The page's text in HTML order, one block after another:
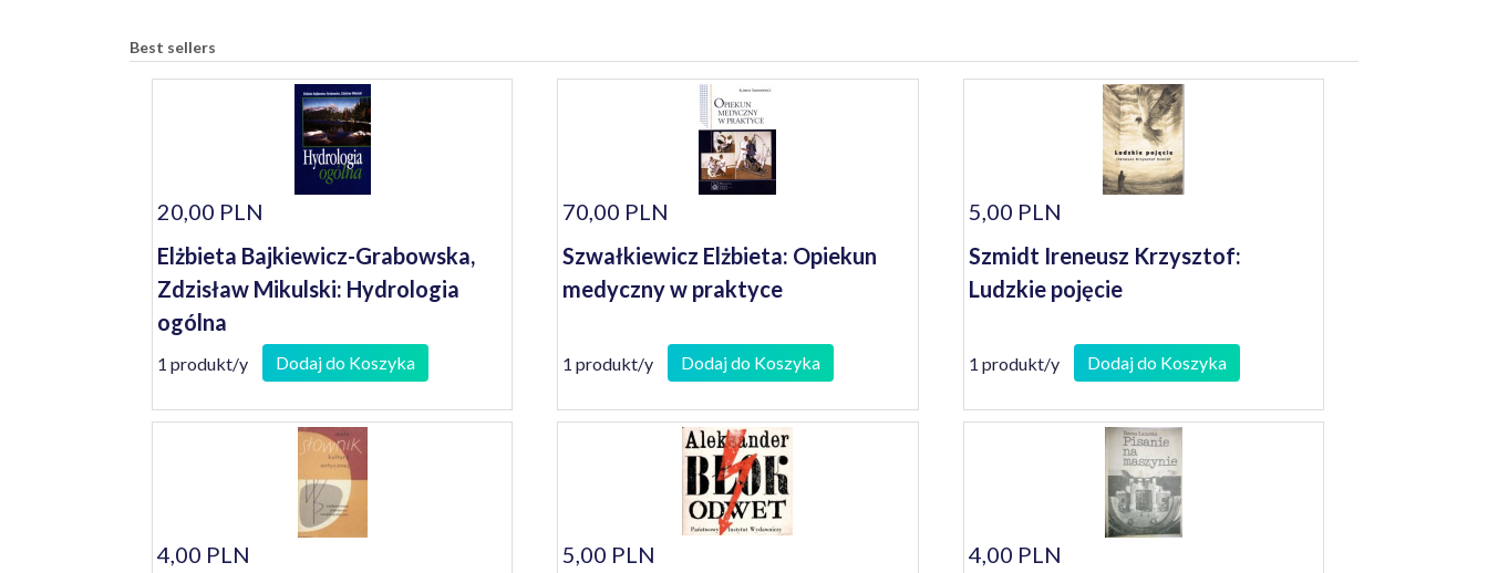
Best sellers
20,00 PLN
Elżbieta Bajkiewicz-Grabowska,
Zdzisław Mikulski: Hydrologia
ogólna
1 produkt/y Dodaj do Koszyka
70,00 PLN
Szwałkiewicz Elżbieta: Opiekun
medyczny w praktyce
1 produkt/y Dodaj do Koszyka
5,00 PLN
Szmidt Ireneusz Krzysztof:
Ludzkie pojęcie
1 produkt/y Dodaj do Koszyka
4,00 PLN
5,00 PLN
4,00 PLN